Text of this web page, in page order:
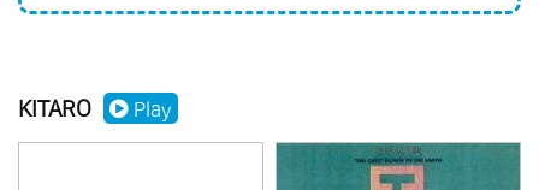
KITARO Play